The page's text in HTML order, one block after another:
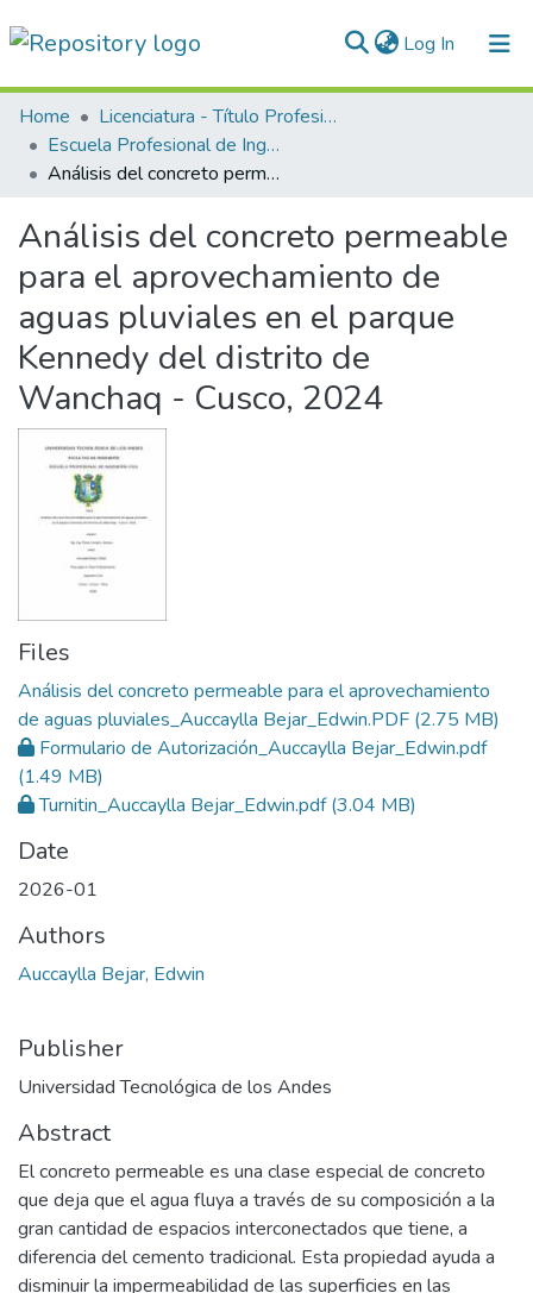
Log In (current)
Communities & Collections
All of DSpace
Normativas
Home
Licenciatura - Título Profesional
Escuela Profesional de Ingeniería Civil
Análisis del concreto permeable para el aprovechamiento de aguas pluviales en el parque Kennedy del distrito de Wanchaq - Cusco, 2024
Análisis del concreto permeable
para el aprovechamiento de
aguas pluviales en el parque
Kennedy del distrito de
Wanchaq - Cusco, 2024
Files
Análisis del concreto permeable para el aprovechamiento
de aguas pluviales_Auccaylla Bejar_Edwin.PDF (2.75 MB)
Formulario de Autorización_Auccaylla Bejar_Edwin.pdf
(1.49 MB)
Turnitin_Auccaylla Bejar_Edwin.pdf(3.04 MB)
Date
2026-01
Authors
Auccaylla Bejar, Edwin
Publisher
Universidad Tecnológica de los Andes
Abstract
El concreto permeable es una clase especial de concreto
que deja que el agua fluya a través de su composición a la
gran cantidad de espacios interconectados que tiene, a
diferencia del cemento tradicional. Esta propiedad ayuda a
disminuir la impermeabilidad de las superficies en las